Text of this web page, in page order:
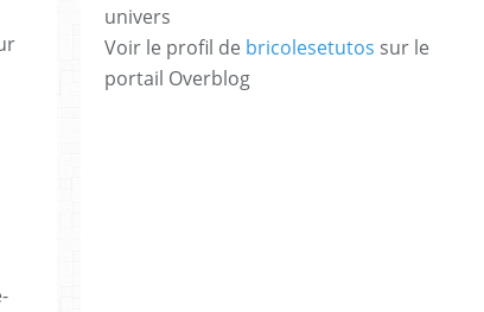
univers
Voir le profil de bricolesetutos sur le
portail Overblog